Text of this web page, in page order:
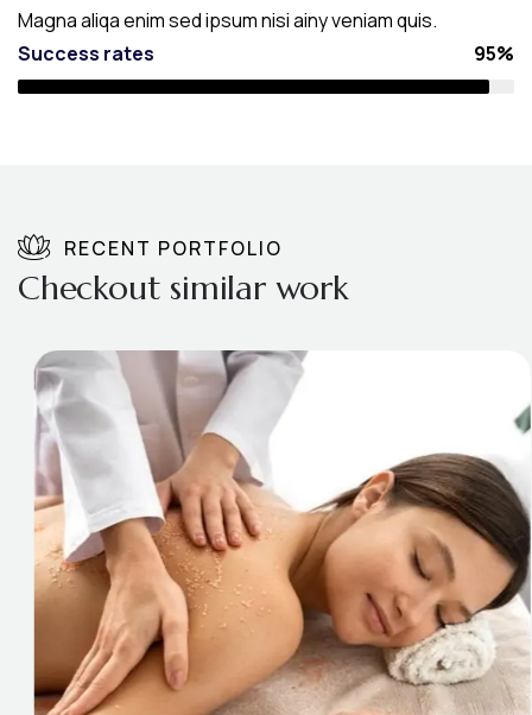
Magna aliqa enim sed ipsum nisi ainy veniam quis.
Success rates
95%
RECENT PORTFOLIO
Checkout similar work